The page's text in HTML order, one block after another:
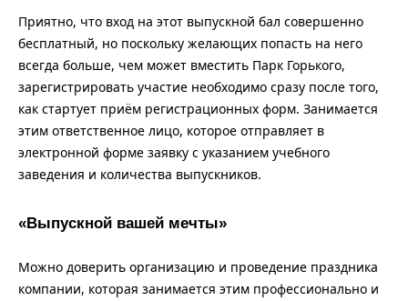
Приятно, что вход на этот выпускной бал совершенно
бесплатный, но поскольку желающих попасть на него
всегда больше, чем может вместить Парк Горького,
зарегистрировать участие необходимо сразу после того,
как стартует приём регистрационных форм. Занимается
этим ответственное лицо, которое отправляет в
электронной форме заявку с указанием учебного
заведения и количества выпускников.
«Выпускной вашей мечты»
Можно доверить организацию и проведение праздника
компании, которая занимается этим профессионально и